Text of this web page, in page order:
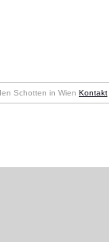
Schotten in Wien Kontakt